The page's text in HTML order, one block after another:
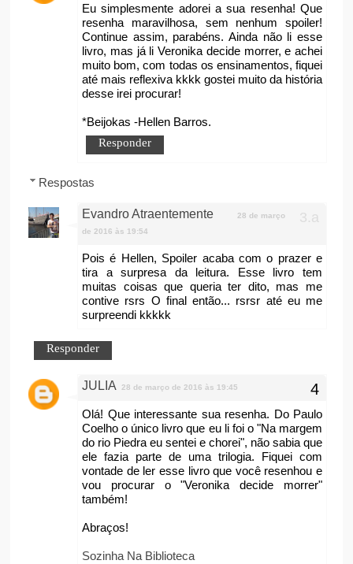
Eu simplesmente adorei a sua resenha! Que
resenha maravilhosa, sem nenhum spoiler!
Continue assim, parabéns. Ainda não li esse
livro, mas já li Veronika decide morrer, e achei
muito bom, com todas os ensinamentos, fiquei
até mais reflexiva kkkk gostei muito da história
desse irei procurar!
*Beijokas -Hellen Barros.
Responder
Respostas
Evandro Atraentemente
28 de março
de 2016 às 19:54
Pois é Hellen, Spoiler acaba com o prazer e
tira a surpresa da leitura. Esse livro tem
muitas coisas que queria ter dito, mas me
contive rsrs O final então... rsrsr até eu me
surpreendi kkkkk
Responder
JULIA 28 de março de 2016 às 19:45
Olá! Que interessante sua resenha. Do Paulo
Coelho o único livro que eu li foi o "Na margem
do rio Piedra eu sentei e chorei", não sabia que
ele fazia parte de uma trilogia. Fiquei com
vontade de ler esse livro que você resenhou e
vou procurar o "Veronika decide morrer"
também!
Abraços!
Sozinha Na Biblioteca